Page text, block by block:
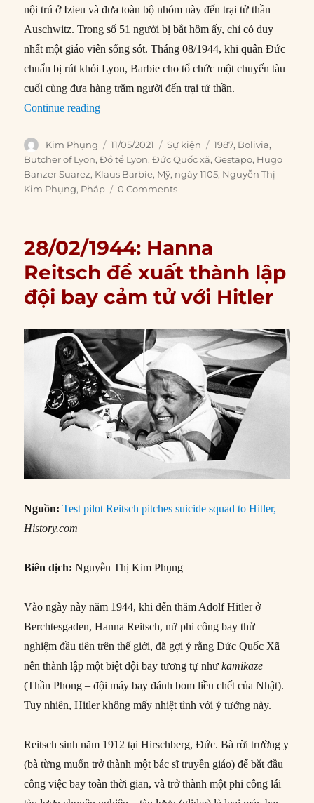
nội trú ở Izieu và đưa toàn bộ nhóm này đến trại tử thần
Auschwitz. Trong số 51 người bị bắt hôm ấy, chỉ có duy
nhất một giáo viên sống sót. Tháng 08/1944, khi quân Đức
chuẩn bị rút khỏi Lyon, Barbie cho tổ chức một chuyến tàu
cuối cùng đưa hàng trăm người đến trại tử thần.
Continue reading“11/05/1987: ‘Đồ tể Lyon’ ra tòa vì tội ác chiến
Author
Kim Phụng
Posted
on
11/05/2021 Categories
Sự kiện Tags
1987, Bolivia,
Butcher of Lyon,Đồ tể Lyon,Đức Quốc xã,Gestapo, Hugo
Banzer Suarez, Klaus Barbie, Mỹ, ngày 1105, Nguyễn Thị
Kim Phụng, Pháp 0 Comments
28/02/1944: Hanna
Reitsch đề xuất thành lập
đội bay cảm tử với Hitler
Nguồn: Test pilot Reitsch pitches suicide squad to Hitler,
History.com
Biên dịch: Nguyễn Thị Kim Phụng
Vào ngày này năm 1944, khi đến thăm Adolf Hitler ở
Berchtesgaden, Hanna Reitsch, nữ phi công bay thử
nghiệm đầu tiên trên thế giới, đã gợi ý rằng Đức Quốc Xã
nên thành lập một biệt đội bay tương tự nhưkamikaze
(Thần Phong – đội máy bay đánh bom liều chết của Nhật).
Tuy nhiên, Hitler không mấy nhiệt tình với ý tưởng này.
Reitsch sinh năm 1912 tại Hirschberg, Đức. Bà rời trường y
(bà từng muốn trở thành một bác sĩ truyền giáo) để bắt đầu
công việc bay toàn thời gian, và trở thành một phi công lái